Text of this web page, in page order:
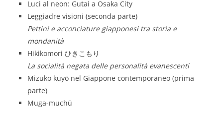
Luci al neon: Gutai a Osaka City
Leggiadre visioni (seconda parte)
Pettini e acconciature giapponesi tra storia e
mondanità
Hikikomori ひきこもり
La socialità negata delle personalità evanescenti
Mizuko kuyō nel Giappone contemporaneo (prima
parte)
Muga-muchū